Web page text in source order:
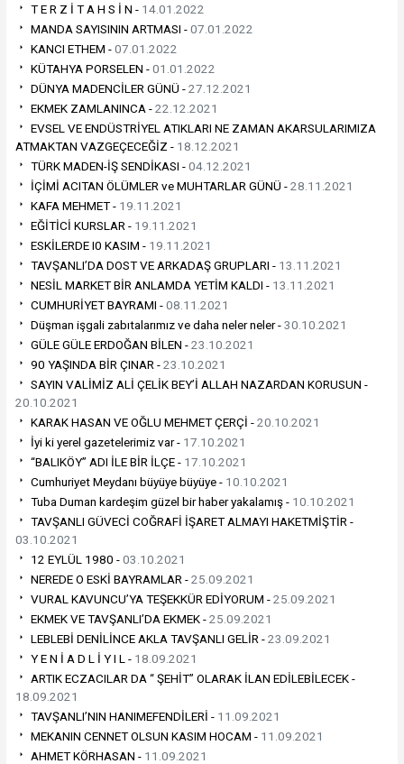
T E R Z İ T A H S İ N - 14.01.2022
MANDA SAYISININ ARTMASI -07.01.2022
KANCI ETHEM -07.01.2022
KÜTAHYA PORSELEN -01.01.2022
DÜNYA MADENCİLER GÜNÜ -27.12.2021
EKMEK ZAMLANINCA -22.12.2021
EVSEL VE ENDÜSTRİYEL ATIKLARI NE ZAMAN AKARSULARIMIZA
ATMAKTAN VAZGEÇECEĞİZ - 18.12.2021
TÜRK MADEN-İŞ SENDİKASI -04.12.2021
İÇİMİ ACITAN ÖLÜMLER ve MUHTARLAR GÜNÜ -28.11.2021
KAFA MEHMET - 19.11.2021
EĞİTİCİ KURSLAR - 19.11.2021
ESKİLERDE I0 KASIM - 19.11.2021
TAVŞANLI’DA DOST VE ARKADAŞ GRUPLARI - 13.11.2021
NESİL MARKET BİR ANLAMDA YETİM KALDI - 13.11.2021
CUMHURİYET BAYRAMI -08.11.2021
Düşman işgali zabıtalarımız ve daha neler neler -30.10.2021
GÜLE GÜLE ERDOĞAN BİLEN -23.10.2021
90 YAŞINDA BİR ÇINAR -23.10.2021
SAYIN VALİMİZ ALİ ÇELİK BEY’İ ALLAH NAZARDAN KORUSUN -
20.10.2021
KARAK HASAN VE OĞLU MEHMET ÇERÇİ -20.10.2021
İyi ki yerel gazetelerimiz var - 17.10.2021
“BALIKÖY” ADI İLE BİR İLÇE - 17.10.2021
Cumhuriyet Meydanı büyüye büyüye - 10.10.2021
Tuba Duman kardeşim güzel bir haber yakalamış - 10.10.2021
TAVŞANLI GÜVECİ COĞRAFİ İŞARET ALMAYI HAKETMİŞTİR -
03.10.2021
12 EYLÜL 1980 -03.10.2021
NEREDE O ESKİ BAYRAMLAR -25.09.2021
VURAL KAVUNCU’YA TEŞEKKÜR EDİYORUM -25.09.2021
EKMEK VE TAVŞANLI’DA EKMEK -25.09.2021
LEBLEBİ DENİLİNCE AKLA TAVŞANLI GELİR -23.09.2021
Y E N İ A D L İ Y I L - 18.09.2021
ARTIK ECZACILAR DA “ ŞEHİT” OLARAK İLAN EDİLEBİLECEK -
18.09.2021
TAVŞANLI’NIN HANIMEFENDİLERİ - 11.09.2021
MEKANIN CENNET OLSUN KASIM HOCAM - 11.09.2021
AHMET KÖRHASAN - 11.09.2021